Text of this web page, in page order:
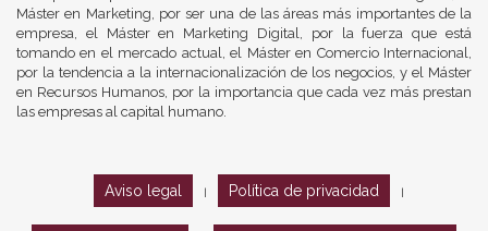
Máster en Marketing, por ser una de las áreas más importantes de la
empresa, el Máster en Marketing Digital, por la fuerza que está
tomando en el mercado actual, el Máster en Comercio Internacional,
por la tendencia a la internacionalización de los negocios, y el Máster
en Recursos Humanos, por la importancia que cada vez más prestan
las empresas al capital humano.
Aviso legal Política de privacidad